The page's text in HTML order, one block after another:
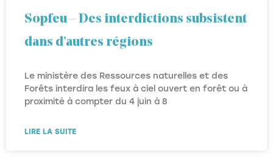
Sopfeu – Des interdictions subsistent
dans d’autres régions
Le ministère des Ressources naturelles et des
Forêts interdira les feux à ciel ouvert en forêt ou à
proximité à compter du 4 juin à 8
LIRE LA SUITE